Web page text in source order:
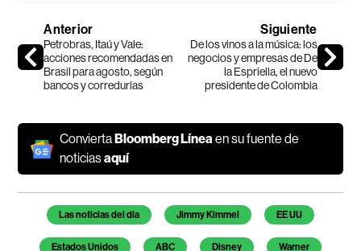
Anterior
Petrobras, Itaú y Vale:
acciones recomendadas en
Brasil para agosto, según
bancos y corredurías
Siguiente
De los vinos a la música: los
negocios y empresas de De
la Espriella, el nuevo
presidente de Colombia
Convierta Bloomberg Líneaen su fuente de
noticiasaquí
Temas de este artículo
Las noticias del día Jimmy Kimmel EE UU
Estados Unidos ABC Disney Warner